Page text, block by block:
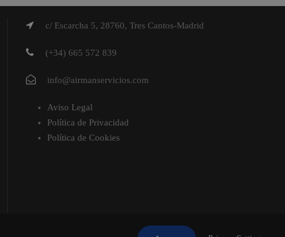
c/ Escarcha 5, 28760, Tres Cantos-Madrid
(+34) 665 572 839
info@airmanservicios.com
Aviso Legal
Política de Privacidad
Política de Cookies